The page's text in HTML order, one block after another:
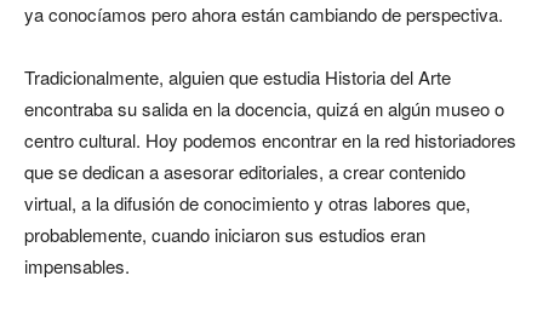
ya conocíamos pero ahora están cambiando de perspectiva.
Tradicionalmente, alguien que estudia Historia del Arte
encontraba su salida en la docencia, quizá en algún museo o
centro cultural. Hoy podemos encontrar en la red historiadores
que se dedican a asesorar editoriales, a crear contenido
virtual, a la difusión de conocimiento y otras labores que,
probablemente, cuando iniciaron sus estudios eran
impensables.